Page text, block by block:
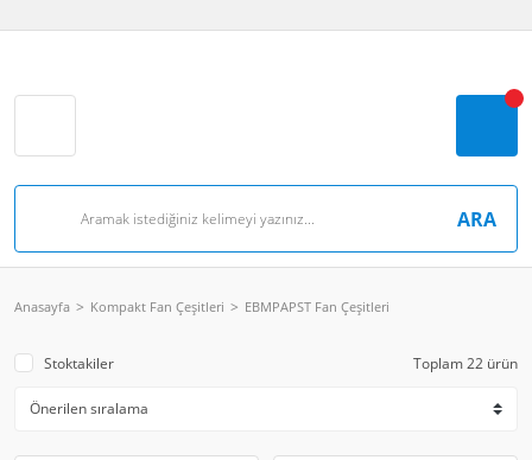
ARA
Anasayfa Kompakt Fan Çeşitleri EBMPAPST Fan Çeşitleri
Stoktakiler Toplam 22 ürün